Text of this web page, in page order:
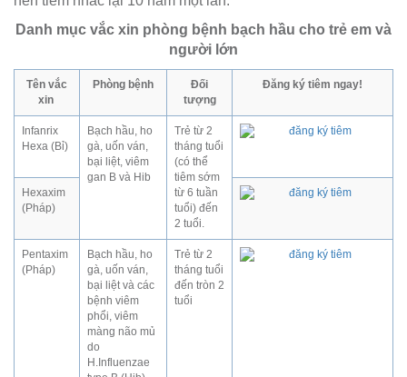
Danh mục vắc xin phòng bệnh bạch hầu cho trẻ em và
người lớn
Tên vắc
xin
Phòng bệnh
Đối
tượng
Đăng ký tiêm ngay!
Infanrix
Hexa (Bỉ)
Bạch hầu, ho
gà, uốn ván,
bại liệt, viêm
gan B và Hib
Trẻ từ 2
tháng tuổi
(có thể
tiêm sớm
từ 6 tuần
tuổi) đến
2 tuổi.
Hexaxim
(Pháp)
Pentaxim
(Pháp)
Bạch hầu, ho
gà, uốn ván,
bại liệt và các
bệnh viêm
phổi, viêm
màng não mủ
do
H.Influenzae
Trẻ từ 2
tháng tuổi
đến tròn 2
tuổi